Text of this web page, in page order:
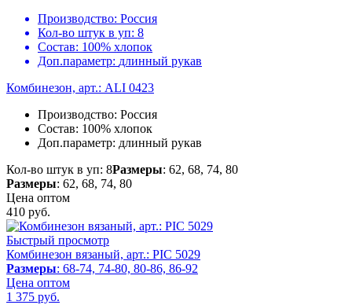
Производство: Россия
Кол-во штук в уп: 8
Состав: 100% хлопок
Доп.параметр: длинный рукав
Комбинезон, арт.: ALI 0423
Производство: Россия
Состав: 100% хлопок
Доп.параметр: длинный рукав
Кол-во штук в уп: 8Размеры: 62, 68, 74, 80
Размеры: 62, 68, 74, 80
Цена оптом
410 руб.
Быстрый просмотр
Комбинезон вязаный, арт.: PIC 5029
Размеры: 68-74, 74-80, 80-86, 86-92
Цена оптом
1 375 руб.